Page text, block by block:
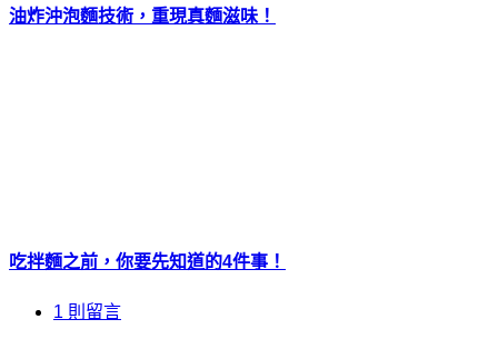
油炸沖泡麵技術，重現真麵滋味！
吃拌麵之前，你要先知道的4件事！
1 則留言